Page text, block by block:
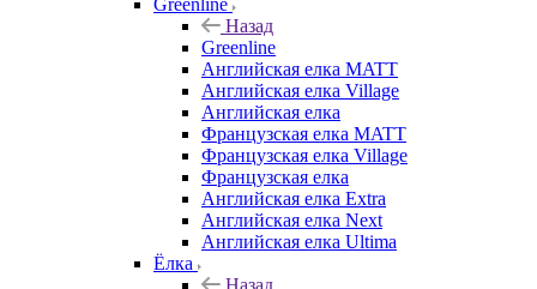
Greenline
Назад
Greenline
Английская елка MATT
Английская елка Village
Английская елка
Французская елка MATT
Французская елка Village
Французская елка
Английская елка Extra
Английская елка Next
Английская елка Ultima
Ёлка
Назад